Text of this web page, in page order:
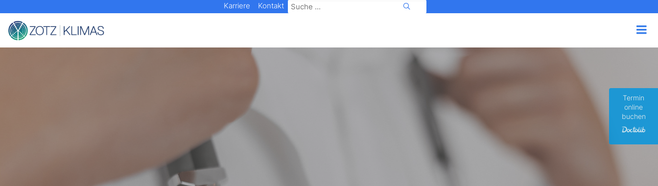
Termin
online
buchen
Karriere Kontakt